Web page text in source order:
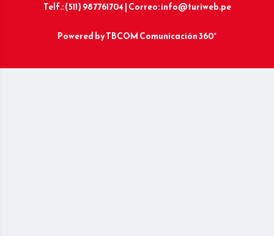
Telf.: (511) 987761704 | Correo: info@turiweb.pe
Powered byTBCOM Comunicación 360°